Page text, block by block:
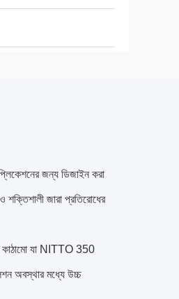
জন্য ডিজাইন করা
জারা প্রতিরোধের
কাঠামো যা NITTO 350
অবস্থার মধ্যে উচ্চ